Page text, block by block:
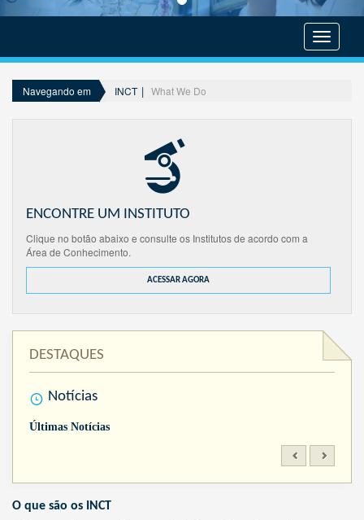
menu
Navegando em INCT What We Do
ENCONTRE UM INSTITUTO
Clique no botão abaixo e consulte os Institutos de acordo com a
Área de Conhecimento.
ACESSAR AGORA
DESTAQUES
Notícias
Últimas Notícias
O que são os INCT